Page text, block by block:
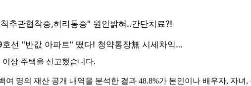
상 주택을 신고했습니다.
명의 재산 공개 내역을 분석한 결과 48.8%가 본인이나 배우자, 자녀